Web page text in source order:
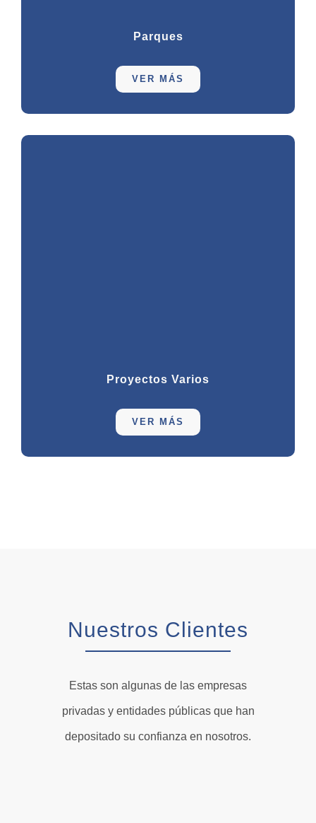
Parques
VER MÁS
Proyectos Varios
VER MÁS
Nuestros Clientes
Estas son algunas de las empresas
privadas y entidades públicas que han
depositado su confianza en nosotros.